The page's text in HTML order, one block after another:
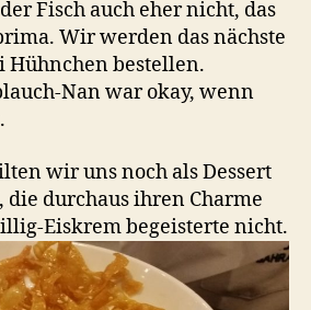
Fisch auch eher nicht, das
Wir werden das nächste
Hühnchen bestellen.
Nan war okay, wenn
wir uns noch als Dessert
die durchaus ihren Charme
Eiskrem begeisterte nicht.